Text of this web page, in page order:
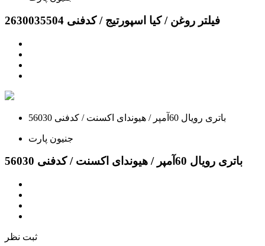
فیلتر روغن / کیا اسپورتیج / کدفنی 2630035504
باتری رویال 60آمپر / هیوندای اکسنت / کدفنی 56030
جنیون پارت
باتری رویال 60آمپر / هیوندای اکسنت / کدفنی 56030
ثبت نظر